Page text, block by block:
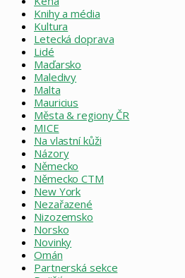
Knihy a média
Kultura
Letecká doprava
Lidé
Maďarsko
Maledivy
Malta
Mauricius
Města & regiony ČR
MICE
Na vlastní kůži
Názory
Německo
Německo CTM
New York
Nezařazené
Nizozemsko
Norsko
Novinky
Omán
Partnerská sekce